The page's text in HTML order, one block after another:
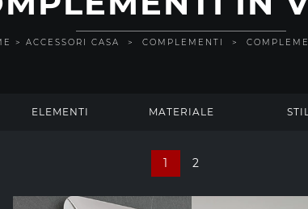
> ACCESSORI CASA > COMPLEMENTI >
ELEMENTI MATERIALE
1 2